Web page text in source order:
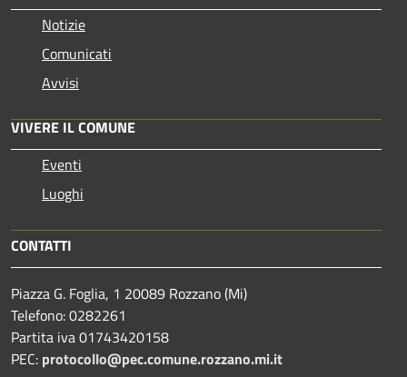
Notizie
Comunicati
Avvisi
VIVERE IL COMUNE
Eventi
Luoghi
CONTATTI
Piazza G. Foglia, 1 20089 Rozzano (Mi)
Telefono: 0282261
Partita iva 01743420158
PEC: protocollo@pec.comune.rozzano.mi.it